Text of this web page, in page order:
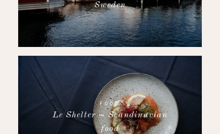
Sweden
FOOD
Le Shelter ~ Scandinavian
food